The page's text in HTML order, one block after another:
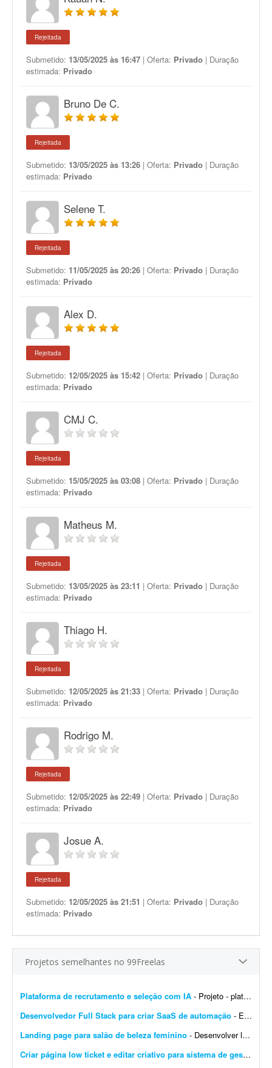
Rejeitada
Submetido: 13/05/2025 às 16:47 | Oferta: Privado | Duração
estimada: Privado
Bruno De C.
Rejeitada
Submetido: 13/05/2025 às 13:26 | Oferta: Privado | Duração
estimada: Privado
Selene T.
Rejeitada
Submetido: 11/05/2025 às 20:26 | Oferta: Privado | Duração
estimada: Privado
Alex D.
Rejeitada
Submetido: 12/05/2025 às 15:42 | Oferta: Privado | Duração
estimada: Privado
CMJ C.
Rejeitada
Submetido: 15/05/2025 às 03:08 | Oferta: Privado | Duração
estimada: Privado
Matheus M.
Rejeitada
Submetido: 13/05/2025 às 23:11 | Oferta: Privado | Duração
estimada: Privado
Thiago H.
Rejeitada
Submetido: 12/05/2025 às 21:33 | Oferta: Privado | Duração
estimada: Privado
Rodrigo M.
Rejeitada
Submetido: 12/05/2025 às 22:49 | Oferta: Privado | Duração
estimada: Privado
Josue A.
Rejeitada
Submetido: 12/05/2025 às 21:51 | Oferta: Privado | Duração
estimada: Privado
Projetos semelhantes no 99Freelas
Plataforma de recrutamento e seleção com IA - Projeto - plataforma nacional de recrutamento e seleção com IA Estamos estruturando o desenvolvimento de uma plataforma nacional de recrutamento e seleção, conectando e...
Desenvolvedor Full Stack para criar SaaS de automação - Estou procurando um desenvolvedor Full Stack para desenvolver um projeto do zero. O objetivo é criar um SaaS completo de automação para redes sociais, iniciando com um MVP robu...
Landing page para salão de beleza feminino - Desenvolver landing page para salão de beleza feminino, com foco em agendamentos via WhatsApp. Deve conter: - Serviços - Galeria - Depoimentos - Localização - Design re...
Criar página low ticket e editar criativo para sistema de gestão